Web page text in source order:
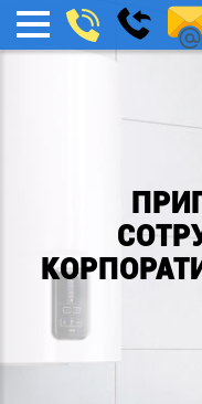
МЕНЮ
звонок